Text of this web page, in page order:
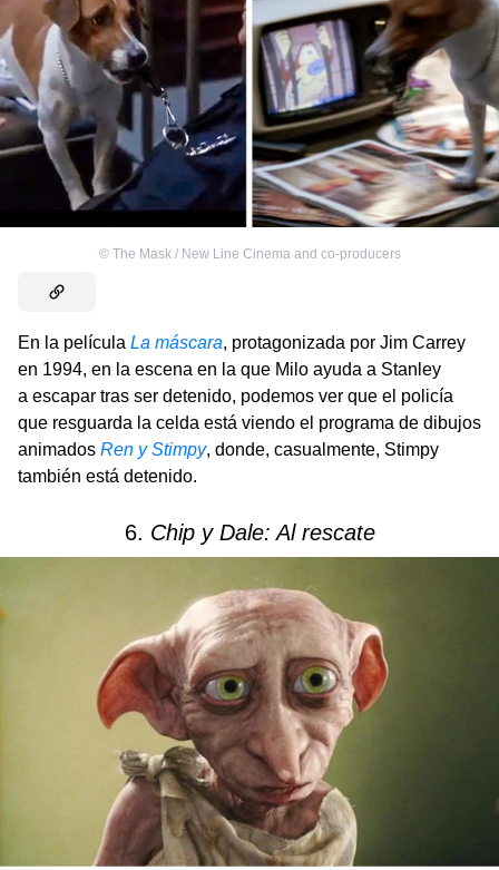
© The Mask / New Line Cinema and co-producers
En la película La máscara, protagonizada por Jim Carrey
en 1994, en la escena en la que Milo ayuda a Stanley
a escapar tras ser detenido, podemos ver que el policía
que resguarda la celda está viendo el programa de dibujos
animados Ren y Stimpy, donde, casualmente, Stimpy
también está detenido.
6. Chip y Dale: Al rescate